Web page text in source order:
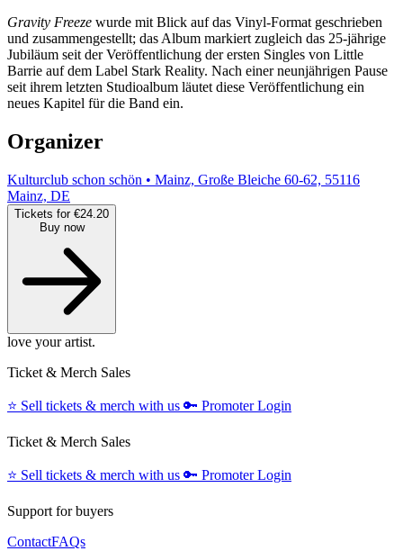
Gravity Freeze wurde mit Blick auf das Vinyl-Format geschrieben
und zusammengestellt; das Album markiert zugleich das 25-jährige
Jubiläum seit der Veröffentlichung der ersten Singles von Little
Barrie auf dem Label Stark Reality. Nach einer neunjährigen Pause
seit ihrem letzten Studioalbum läutet diese Veröffentlichung ein
neues Kapitel für die Band ein.
Organizer
Kulturclub schon schön • Mainz, Große Bleiche 60-62, 55116
Mainz, DE
Tickets for €24.20
Buy now
love your artist.
Ticket & Merch Sales
⭐️ Sell tickets & merch with us 🔑 Promoter Login
Ticket & Merch Sales
⭐️ Sell tickets & merch with us 🔑 Promoter Login
Support for buyers
ContactFAQs